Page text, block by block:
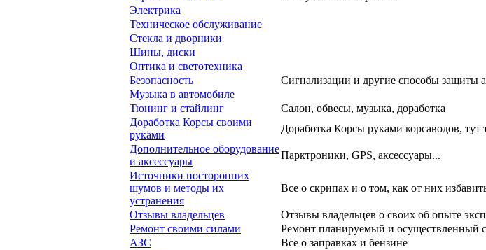
Электрика
Техническое обслуживание
Стекла и дворники
Шины, диски
Оптика и светотехника
Безопасность
Сигнализации и другие способы защиты
Музыка в автомобиле
Тюнинг и стайлинг
Салон, обвесы, музыка, доработка
Доработка Корсы своими
руками
Доработка Корсы руками корсаводов,
Дополнительное оборудование
и аксессуары
Парктроники, GPS, аксессуары...
Источники посторонних
шумов и методы их
устранения
Все о скрипах и о том, как от них
Отзывы владельцев Отзывы владельцев о своих об опыте
Ремонт своими силами
Ремонт планируемый и осуществленный
АЗС
Все о заправках и бензине